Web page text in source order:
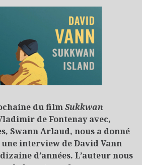
du film Sukkwan
de Fontenay avec,
Swann Arlaud, nous a donné
une interview de David Vann
d’années. L’auteur nous